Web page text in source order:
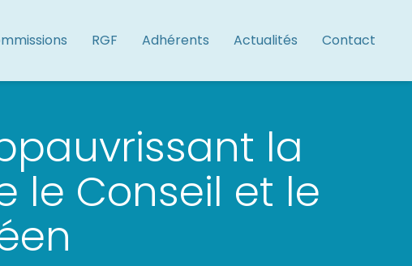
RGF Adhérents Actualités Contact
la
le Conseil et le